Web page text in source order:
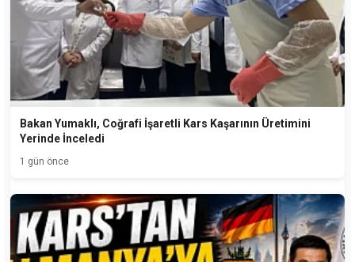
Bakan Yumaklı, Coğrafi İşaretli Kars Kaşarının Üretimini
Yerinde İnceledi
1 gün önce